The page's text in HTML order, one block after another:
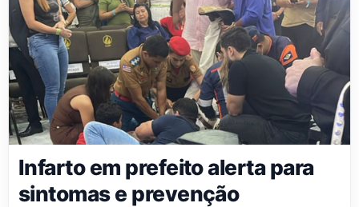
Infarto em prefeito alerta para
sintomas e prevenção